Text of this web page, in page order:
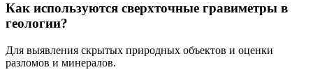
Как используются сверхточные гравиметры в
геологии?
Для выявления скрытых природных объектов и оценки
разломов и минералов.